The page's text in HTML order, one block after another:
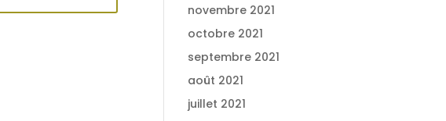
novembre 2021
octobre 2021
septembre 2021
août 2021
juillet 2021